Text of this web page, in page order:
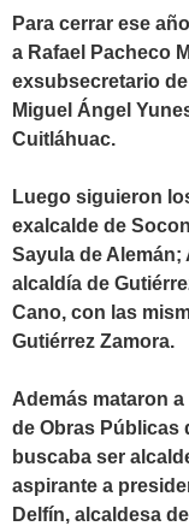
Para cerrar ese
a Rafael Pacheco
exsubsecretario
Miguel Ángel
Cuitláhuac.
Luego siguieron
exalcalde de
Sayula de
alcaldía de
Cano, con las
Gutiérrez Zamora.
Además mataron
de Obras Públicas
buscaba ser
aspirante a
Delfín, alcaldesa